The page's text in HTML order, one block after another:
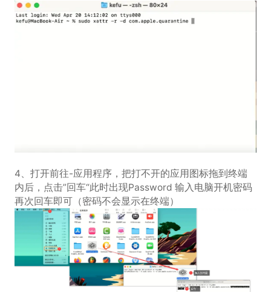
4、打开前往-应用程序，把打不开的应用图标拖到终端
内后，点击”回车“此时出现Password 输入电脑开机密码
再次回车即可（密码不会显示在终端）